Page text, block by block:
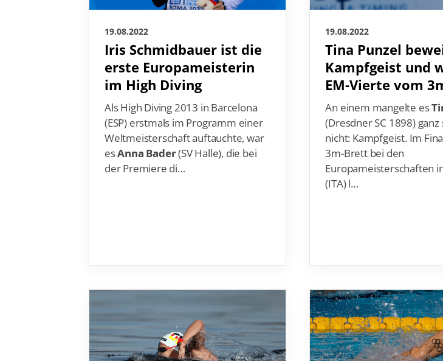
19.08.2022
Iris Schmidbauer ist die
erste Europameisterin
im High Diving
Als High Diving 2013 in Barcelona
(ESP) erstmals im Programm einer
Weltmeisterschaft auftauchte, war
esAnna Bader(SV Halle), die bei
der Premiere di…
19.08.2022
Tina Punzel
Kampfgeist und
EM-Vierte vom
An einem mangelte es
(Dresdner SC 1898) ganz
nicht: Kampfgeist. Im
3m-Brett bei den
Europameisterschaften
(ITA) l…